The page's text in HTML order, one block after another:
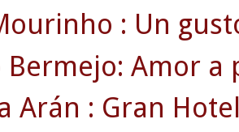
: Un
Bermejo: Amor a
Arán : Gran